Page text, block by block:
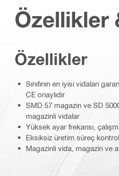
Özellikler
Özellikler
Sınıfının en iyisi vidaları
CE onaylıdır
SMD 57 magazin ve SD
magazinli vidalar
Yüksek ayar frekansı,
Eksiksiz üretim süreç
Magazinli vida, magazin ve